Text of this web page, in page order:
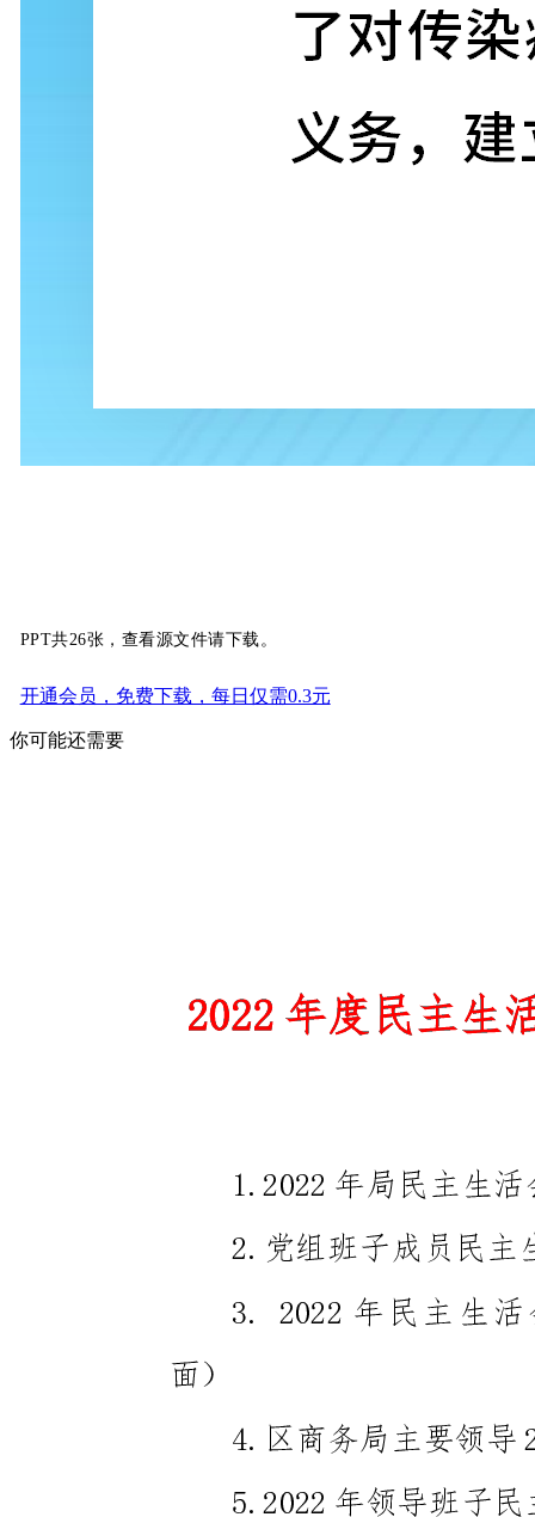
PPT共26张，查看源文件请下载。
开通会员，免费下载，每日仅需0.3元
你可能还需要